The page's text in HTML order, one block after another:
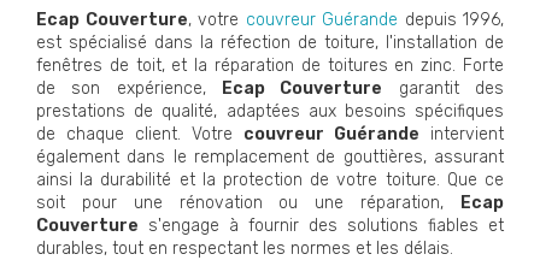
Ecap Couverture, votre couvreur Guérande depuis 1996,
est spécialisé dans la réfection de toiture, l'installation de
fenêtres de toit, et la réparation de toitures en zinc. Forte
de son expérience,
Ecap Couverture garantit des
prestations de qualité, adaptées aux besoins spécifiques
de chaque client. Votre couvreur Guérande intervient
également dans le remplacement de gouttières, assurant
ainsi la durabilité et la protection de votre toiture. Que ce
soit pour une rénovation ou une réparation,
Ecap
Couverture s'engage à fournir des solutions fiables et
durables, tout en respectant les normes et les délais.